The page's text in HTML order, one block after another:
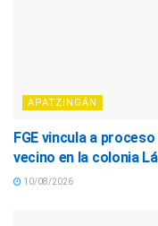
APATZINGÁN
FGE vincula a
vecino en la colonia
10/08/2026